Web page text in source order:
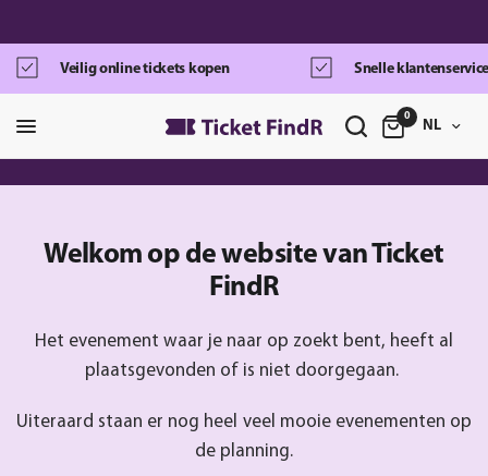
Veilig online tickets kopen Snelle
0
NL
Welkom op de website van Ticket
FindR
Het evenement waar je naar op zoekt bent, heeft al
plaatsgevonden of is niet doorgegaan.
Uiteraard staan er nog heel veel mooie evenementen op
de planning.